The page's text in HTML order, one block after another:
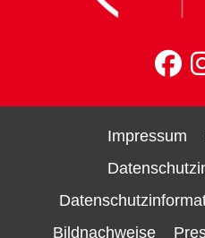
Impressum
Bildnachweise